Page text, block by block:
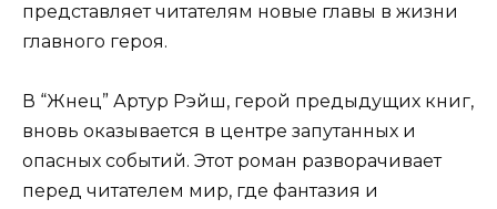
представляет читателям новые главы в жизни
главного героя.
В “Жнец” Артур Рэйш, герой предыдущих книг,
вновь оказывается в центре запутанных и
опасных событий. Этот роман разворачивает
перед читателем мир, где фантазия и